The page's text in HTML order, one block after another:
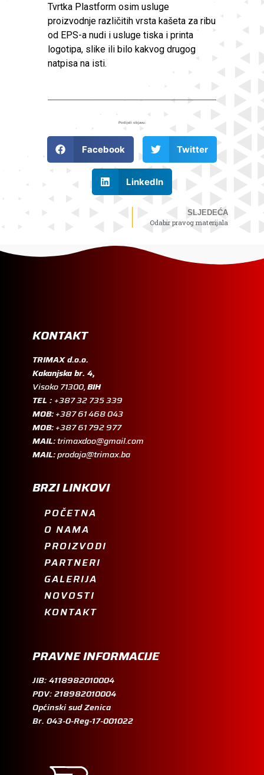
Tvrtka Plastform osim usluge
proizvodnje različitih vrsta kašeta za ribu
od EPS-a nudi i usluge tiska i printa
logotipa, slike ili bilo kakvog drugog
natpisa na isti.
Podijeli objavu:
Facebook Twitter
LinkedIn
SLJEDEĆA
Odabir pravog materijala
KONTAKT
TRIMAX d.o.o.
Kakanjska br. 4,
Visoko 71300,BIH
TEL : +387 32 735 339
MOB:+387 61 468 043
MOB:+387 61 792 977
MAIL:trimaxdoo@gmail.com
MAIL:prodaja@trimax.ba
BRZI LINKOVI
POČETNA
O NAMA
PROIZVODI
PARTNERI
GALERIJA
NOVOSTI
KONTAKT
PRAVNE INFORMACIJE
JIB: 4118982010004
PDV: 218982010004
Općinski sud Zenica
Br. 043-0-Reg-17-001022